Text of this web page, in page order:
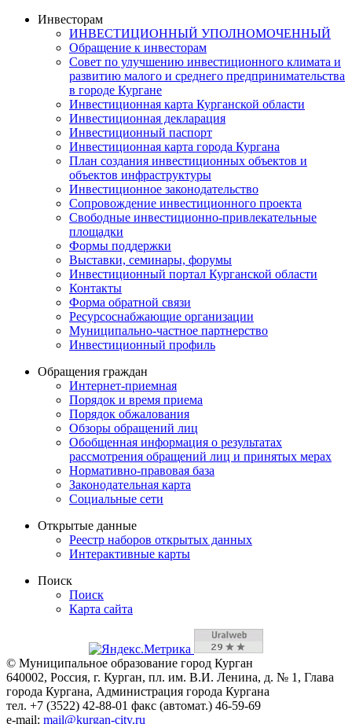
Инвесторам
ИНВЕСТИЦИОННЫЙ УПОЛНОМОЧЕННЫЙ
Обращение к инвесторам
Совет по улучшению инвестиционного климата и
развитию малого и среднего предпринимательства
в городе Кургане
Инвестиционная карта Курганской области
Инвестиционная декларация
Инвестиционный паспорт
Инвестиционная карта города Кургана
План создания инвестиционных объектов и
объектов инфраструктуры
Инвестиционное законодательство
Сопровождение инвестиционного проекта
Свободные инвестиционно-привлекательные
площадки
Формы поддержки
Выставки, семинары, форумы
Инвестиционный портал Курганской области
Контакты
Форма обратной связи
Ресурсоснабжающие организации
Муниципально-частное партнерство
Инвестиционный профиль
Обращения граждан
Интернет-приемная
Порядок и время приема
Порядок обжалования
Обзоры обращений лиц
Обобщенная информация о результатах
рассмотрения обращений лиц и принятых мерах
Нормативно-правовая база
Законодательная карта
Социальные сети
Открытые данные
Реестр наборов открытых данных
Интерактивные карты
Поиск
Поиск
Карта сайта
© Муниципальное образование город Курган
640002, Россия, г. Курган, пл. им. В.И. Ленина, д. № 1, Глава
города Кургана, Администрация города Кургана
тел. +7 (3522) 42-88-01 факс (автомат.) 46-59-69
e-mail: mail@kurgan-city.ru